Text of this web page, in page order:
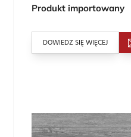
Produkt importowany
DOWIEDZ SIĘ WIĘCEJ